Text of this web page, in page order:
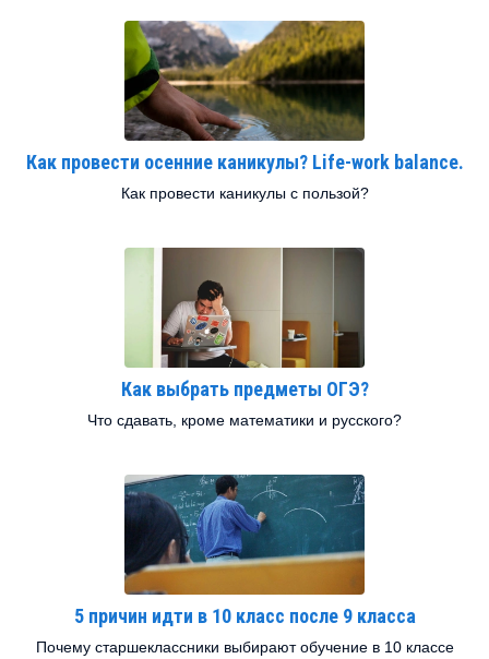
Как провести осенние каникулы? Life-work balance.
Как провести каникулы с пользой?
Как выбрать предметы ОГЭ?
Что сдавать, кроме математики и русского?
5 причин идти в 10 класс после 9 класса
Почему старшеклассники выбирают обучение в 10 классе